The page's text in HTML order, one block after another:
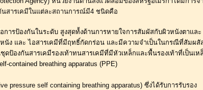
นสารเคมีในแต่ละสถานการณ์มี4 ชนิดคือ
การป้องกันในระดับ สูงสุดท้้งด้านการหายใจการสัมผัสกับผิวหนังตาและ
นัง และ ไอสารเคมีที่มีฤทธิ์กัดกร่อน และมีความจำเป็นในกรณีที่สัมผสั
ดป้องกันสารเคมีรองเท้าทนสารเคมีที่มีหัวเหล็กและพื้นรองเท้าที่เป็น
contained breathing apparatus (PPE)
pressure self containing breathing apparatus) ซึ่งได้รับการรับรอง